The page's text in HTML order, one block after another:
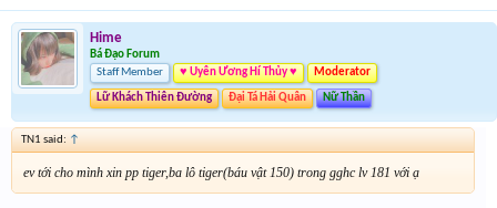
Hime
Bá Đạo Forum
Staff Member
♥ Uyên Ương Hí Thủy ♥ Moderator
Lữ Khách Thiên Đường Đại Tá Hải Quân Nữ Thần
TN1 said: ↑
ev tới cho mình xin pp tiger,ba lô tiger(báu vật 150) trong gghc lv 181 với ạ